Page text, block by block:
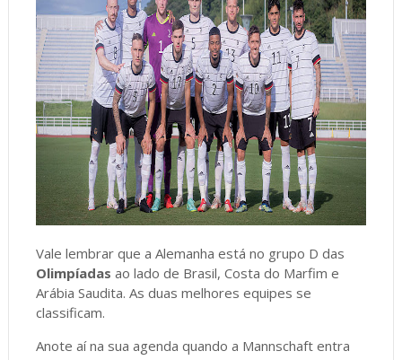
Vale lembrar que a Alemanha está no grupo D das
Olimpíadas ao lado de Brasil, Costa do Marfim e
Arábia Saudita. As duas melhores equipes se
classificam.
Anote aí na sua agenda quando a Mannschaft entra